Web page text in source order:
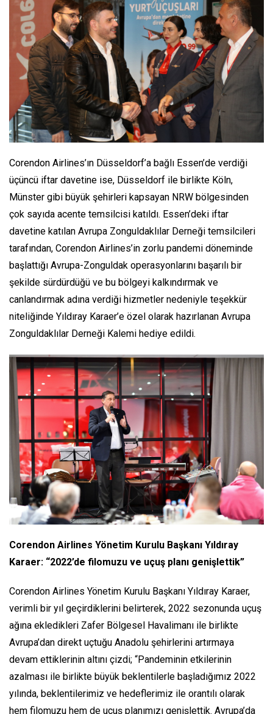
Corendon Airlines’ın Düsseldorf’a bağlı Essen’de verdiği
üçüncü iftar davetine ise, Düsseldorf ile birlikte Köln,
Münster gibi büyük şehirleri kapsayan NRW bölgesinden
çok sayıda acente temsilcisi katıldı. Essen’deki iftar
davetine katılan Avrupa Zonguldaklılar Derneği temsilcileri
tarafından, Corendon Airlines’in zorlu pandemi döneminde
başlattığı Avrupa-Zonguldak operasyonlarını başarılı bir
şekilde sürdürdüğü ve bu bölgeyi kalkındırmak ve
canlandırmak adına verdiği hizmetler nedeniyle teşekkür
niteliğinde Yıldıray Karaer’e özel olarak hazırlanan Avrupa
Zonguldaklılar Derneği Kalemi hediye edildi.
Corendon Airlines Yönetim Kurulu Başkanı Yıldıray
Karaer: “2022’de filomuzu ve uçuş planı genişlettik”
Corendon Airlines Yönetim Kurulu Başkanı Yıldıray Karaer,
verimli bir yıl geçirdiklerini belirterek, 2022 sezonunda uçuş
ağına ekledikleri Zafer Bölgesel Havalimanı ile birlikte
Avrupa’dan direkt uçtuğu Anadolu şehirlerini artırmaya
devam ettiklerinin altını çizdi; “Pandeminin etkilerinin
azalması ile birlikte büyük beklentilerle başladığımız 2022
yılında, beklentilerimiz ve hedeflerimiz ile orantılı olarak
hem filomuzu hem de uçuş planımızı genişlettik. Avrupa’da